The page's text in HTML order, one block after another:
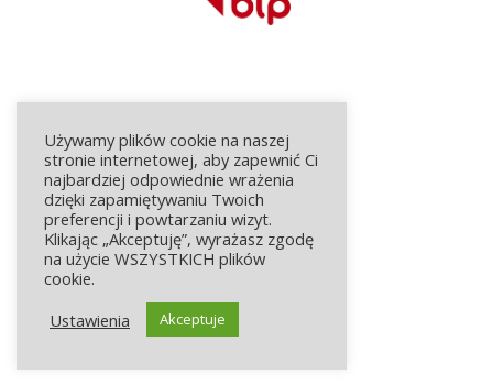
Używamy plików cookie na naszej
stronie internetowej, aby zapewnić Ci
najbardziej odpowiednie wrażenia
dzięki zapamiętywaniu Twoich
preferencji i powtarzaniu wizyt.
Klikając „Akceptuję”, wyrażasz zgodę
na użycie WSZYSTKICH plików
cookie.
Ustawienia
Akceptuje